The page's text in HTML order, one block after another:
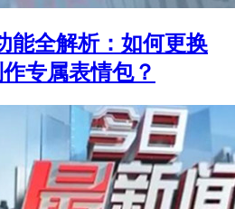
能全解析：如何更换
专属表情包？